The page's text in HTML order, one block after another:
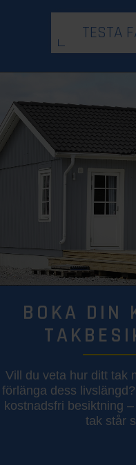
TESTA
BOKA DIN
Vill du veta hur ditt tak
förlänga dess
kostnadsfri besiktning
tak står